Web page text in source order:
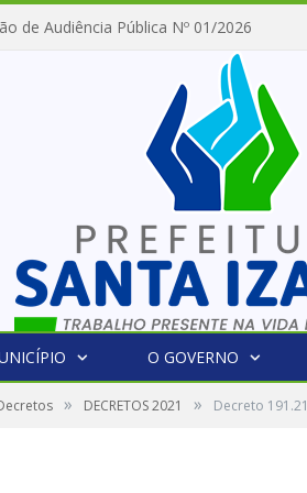
de Audiência Pública Nº 01/2026
O GOVERNO
» DECRETOS 2021 » Decreto 191.21